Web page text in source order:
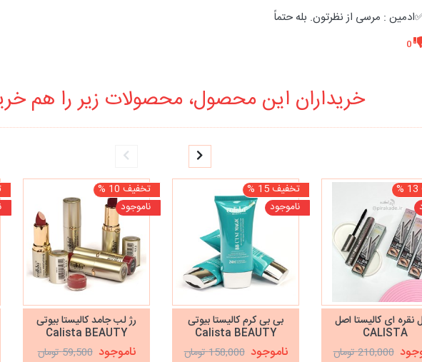
: مرسی از نظرتون. بله حتماً
0
خریداران این محصول، محصولات زیر را هم
نقره ای کالیستا اصل
CALISTA
210,000 تومان
تخفیف 15 %
ناموجود
بی بی کرم کالیستا بیوتی
Calista BEAUTY
ناموجود 158,000 تومان
تخفیف 10 %
ناموجود
رژ لب جامد کالیستا بیوتی
Calista BEAUTY
ناموجود 59,500 تومان